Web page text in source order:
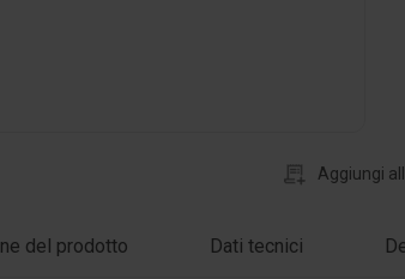
Aggiungi
del prodotto Dati tecnici